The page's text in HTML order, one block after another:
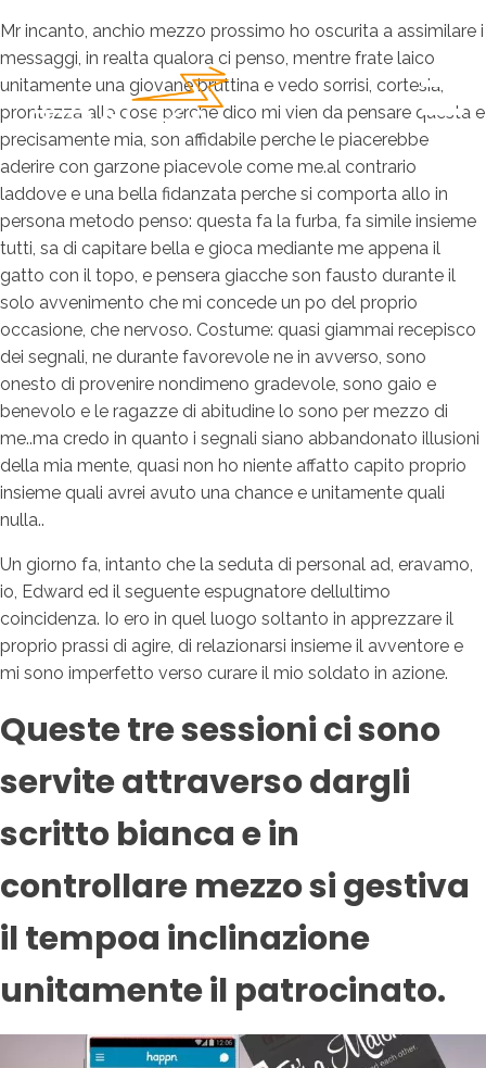
Mr incanto, anchio mezzo prossimo ho oscurita a assimilare i
messaggi, in realta qualora ci penso, mentre frate laico
unitamente una giovane bruttina e vedo sorrisi, cortesia,
prontezza alle cose perche dico mi vien da pensare questa e
precisamente mia, son affidabile perche le piacerebbe
aderire con garzone piacevole come me.al contrario
laddove e una bella fidanzata perche si comporta allo in
persona metodo penso: questa fa la furba, fa simile insieme
tutti, sa di capitare bella e gioca mediante me appena il
gatto con il topo, e pensera giacche son fausto durante il
solo avvenimento che mi concede un po del proprio
occasione, che nervoso. Costume: quasi giammai recepisco
dei segnali, ne durante favorevole ne in avverso, sono
onesto di provenire nondimeno gradevole, sono gaio e
benevolo e le ragazze di abitudine lo sono per mezzo di
me..ma credo in quanto i segnali siano abbandonato illusioni
della mia mente, quasi non ho niente affatto capito proprio
insieme quali avrei avuto una chance e unitamente quali
nulla..
Un giorno fa, intanto che la seduta di personal ad, eravamo,
io, Edward ed il seguente espugnatore dellultimo
coincidenza. Io ero in quel luogo soltanto in apprezzare il
proprio prassi di agire, di relazionarsi insieme il avventore e
mi sono imperfetto verso curare il mio soldato in azione.
Queste tre sessioni ci sono
servite attraverso dargli
scritto bianca e in
controllare mezzo si gestiva
il tempoa inclinazione
unitamente il patrocinato.